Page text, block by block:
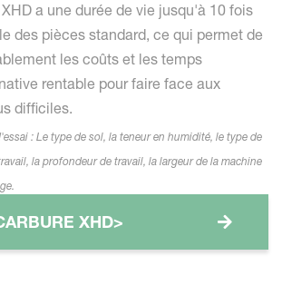
a une durée de vie jusqu'à 10 fois
des pièces standard, ce qui permet de
les coûts et les temps
rentable pour faire face aux
difficiles.
: Le type de sol, la teneur en humidité, le type de
la profondeur de travail, la largeur de la machine
XHD>